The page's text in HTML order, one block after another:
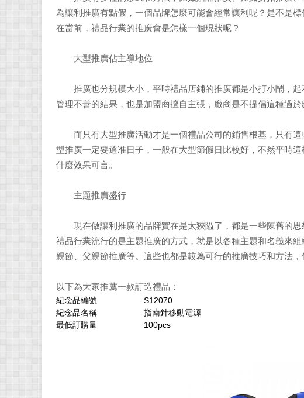
為讓利推廣有點假，一個品牌怎麼可能會經常讓利呢？是不是
在當前，禮品行業的推廣會是怎樣一個現狀呢？
大型推廣佔主導地位
推廣也分規模大小，平時禮品店鋪的推廣都是小打小鬧，起
管理不善的結果，也是加盟商擅自主張，廠商是不提倡這種過
而只有大型推廣活動才是一個禮品公司的銷售根基，只有這
型推廣一定要選准日子，一般在大型節假日比較好，不然平時
什麼效果可言。
主題推廣盛行
現在做讓利推廣的品牌實在是太狹隘了，都是一些陳舊的思
禮品行業流行的是主題推廣的方式，就是以各種主題和名義來
親節、父親節推廣等。這些也都是較為可行的推廣技巧和方法
以下為大家推薦一款訂造禮品：
紀念品編號
S12070
紀念品名稱
指南針移動電源
最低訂購量
100pcs